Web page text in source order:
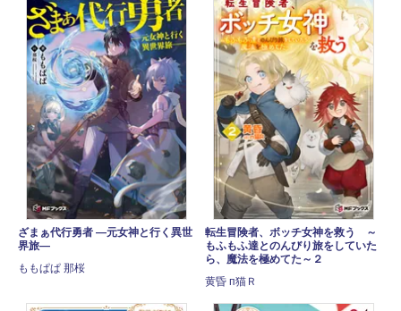
ざまぁ代行勇者 ―元女神と行く異世
界旅―
ももぱぱ 那桜
転生冒険者、ボッチ女神を救う ～
もふもふ達とのんびり旅をしていた
ら、魔法を極めてた～２
黄昏 п猫Ｒ